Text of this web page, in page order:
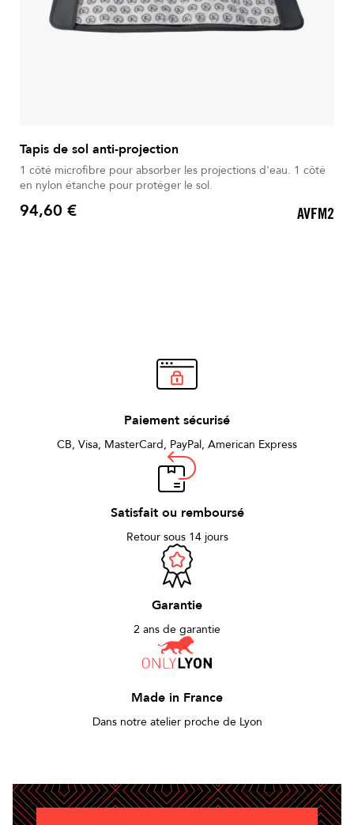
Tapis de sol anti-projection
1 côté microfibre pour absorber les projections d'eau. 1 côté
en nylon étanche pour protéger le sol.
Prix
94,60 € AVFM2
Paiement sécurisé
CB, Visa, MasterCard, PayPal, American Express
Satisfait ou remboursé
Retour sous 14 jours
Garantie
2 ans de garantie
Made in France
Dans notre atelier proche de Lyon